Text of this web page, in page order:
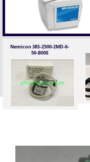
Nemicon 38S-2500-2MD-6-
50-B00E